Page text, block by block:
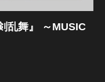
乱舞』 ～MUSIC